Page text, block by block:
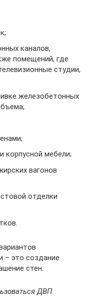
каналов,
помещений, где
студии,
железобетонных
корпусной мебели;
вагонов
отделки
– это создание
стен.
ДВП